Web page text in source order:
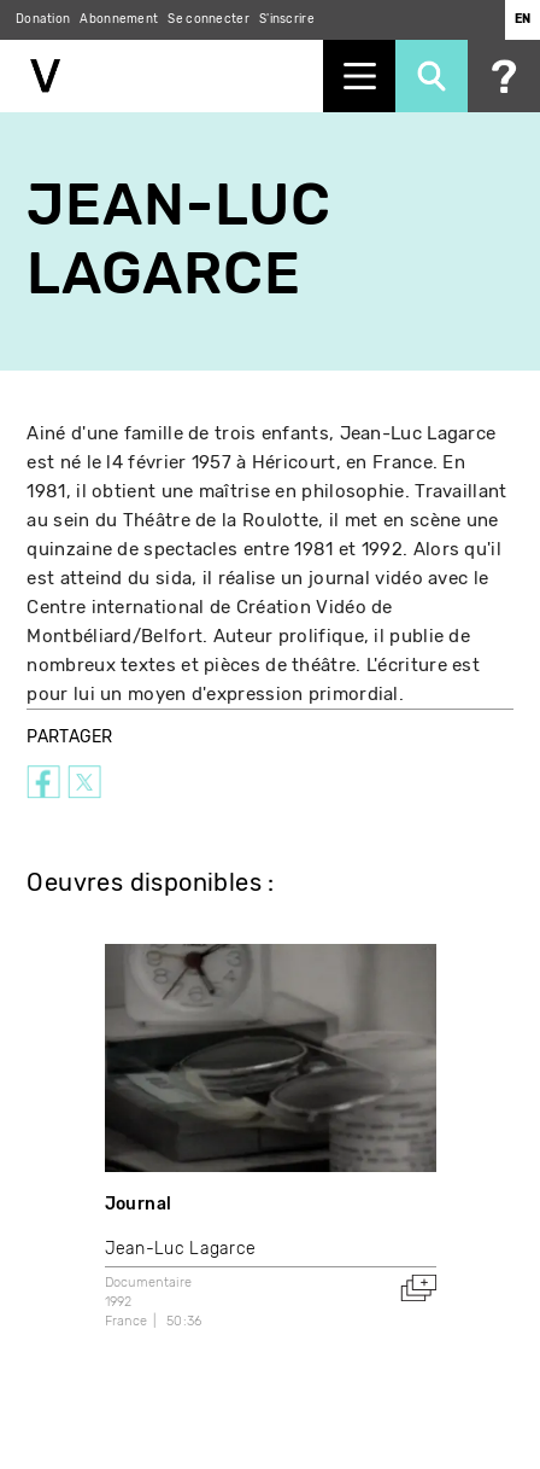
contenu
principal
Donation Abonnement Se connecter S'inscrire EN
JEAN-LUC
LAGARCE
Ainé d'une famille de trois enfants, Jean-Luc Lagarce
est né le l4 février 1957 à Héricourt, en France. En
1981, il obtient une maîtrise en philosophie. Travaillant
au sein du Théâtre de la Roulotte, il met en scène une
quinzaine de spectacles entre 1981 et 1992. Alors qu'il
est atteind du sida, il réalise un journal vidéo avec le
Centre international de Création Vidéo de
Montbéliard/Belfort. Auteur prolifique, il publie de
nombreux textes et pièces de théâtre. L'écriture est
pour lui un moyen d'expression primordial.
PARTAGER
Oeuvres disponibles :
Journal
Jean-Luc Lagarce
Documentaire
1992
France
50:36